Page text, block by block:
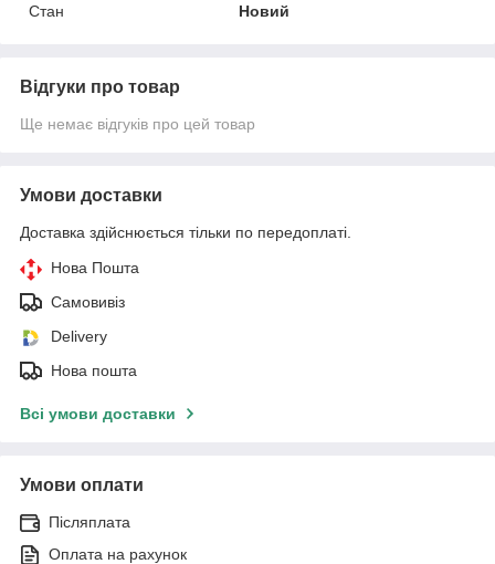
Стан
Новий
Відгуки про товар
Ще немає відгуків про цей товар
Умови доставки
Доставка здійснюється тільки по передоплаті.
Нова Пошта
Самовивіз
Delivery
Нова пошта
Всі умови доставки
Умови оплати
Післяплата
Оплата на рахунок